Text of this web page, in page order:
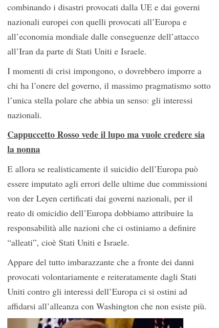
combinando i disastri provocati dalla UE e dai governi
nazionali europei con quelli provocati all’Europa e
all’economia mondiale dalle conseguenze dell’attacco
all’Iran da parte di Stati Uniti e Israele.
I momenti di crisi impongono, o dovrebbero imporre a
chi ha l’onere del governo, il massimo pragmatismo sotto
l’unica stella polare che abbia un senso: gli interessi
nazionali.
Cappuccetto Rosso vede il lupo ma vuole credere sia
la nonna
E allora se realisticamente il suicidio dell’Europa può
essere imputato agli errori delle ultime due commissioni
von der Leyen certificati dai governi nazionali, per il
reato di omicidio dell’Europa dobbiamo attribuire la
responsabilità alle nazioni che ci ostiniamo a definire
“alleati”, cioè Stati Uniti e Israele.
Appare del tutto imbarazzante che a fronte dei danni
provocati volontariamente e reiteratamente dagli Stati
Uniti contro gli interessi dell’Europa ci si ostini ad
affidarsi all’alleanza con Washington che non esiste più.